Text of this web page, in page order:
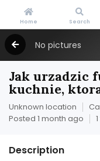
No pictures
Jak urzadzic
kuchnie,
Unknown location
Posted 1 month ago
Description
Home Search